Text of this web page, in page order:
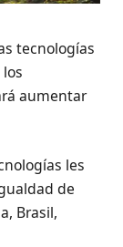
tecnologías
aumentar
les
de
Brasil,